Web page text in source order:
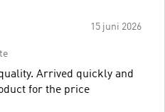
15 juni 2026
Arrived quickly and
for the price